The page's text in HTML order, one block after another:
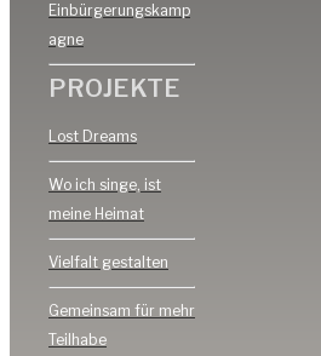
Einbürgerungskamp
agne
PROJEKTE
Lost Dreams
Wo ich singe, ist
meine Heimat
Vielfalt gestalten
Gemeinsam für mehr
Teilhabe